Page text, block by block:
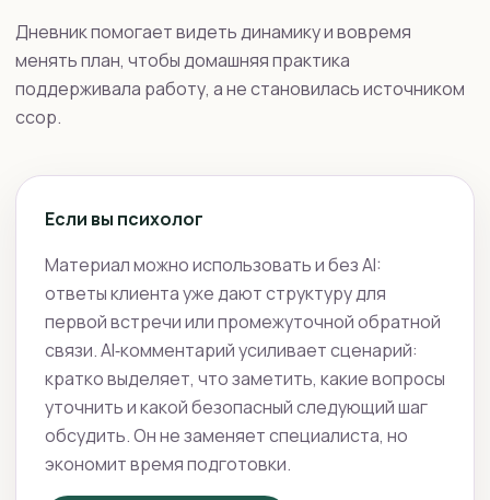
Дневник помогает видеть динамику и вовремя
менять план, чтобы домашняя практика
поддерживала работу, а не становилась источником
ссор.
Если вы психолог
Материал можно использовать и без AI:
ответы клиента уже дают структуру для
первой встречи или промежуточной обратной
связи. AI‑комментарий усиливает сценарий:
кратко выделяет, что заметить, какие вопросы
уточнить и какой безопасный следующий шаг
обсудить. Он не заменяет специалиста, но
экономит время подготовки.